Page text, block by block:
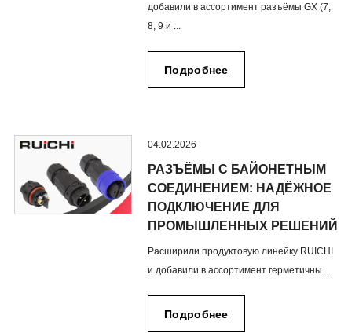
добавили в ассортимент разъёмы GX (7,
8, 9 и ...
Подробнее
04.02.2026
РАЗЪЁМЫ С БАЙОНЕТНЫМ
СОЕДИНЕНИЕМ: НАДЁЖНОЕ
ПОДКЛЮЧЕНИЕ ДЛЯ
ПРОМЫШЛЕННЫХ РЕШЕНИЙ
Расширили продуктовую линейку RUICHI
и добавили в ассортимент герметичны...
Подробнее